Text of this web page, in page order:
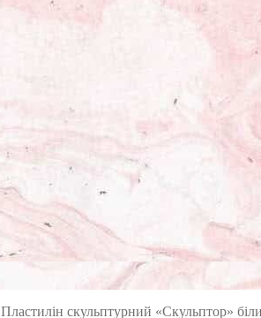
Пластилін скульптурний «Скульптор»